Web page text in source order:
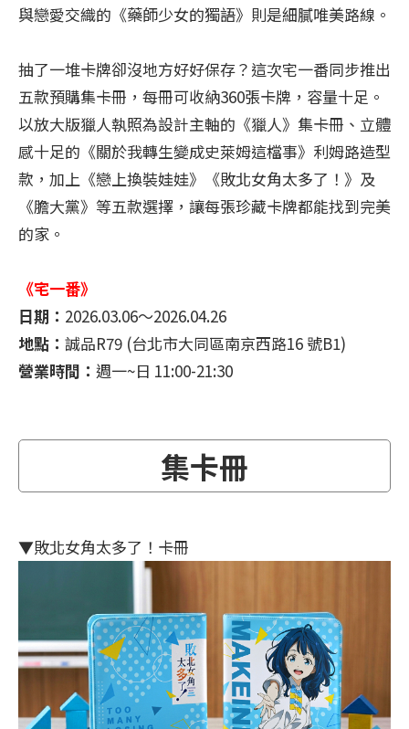
與戀愛交織的《藥師少女的獨語》則是細膩唯美路線。
抽了一堆卡牌卻沒地方好好保存？這次宅一番同步推出
五款預購集卡冊，每冊可收納360張卡牌，容量十足。
以放大版獵人執照為設計主軸的《獵人》集卡冊、立體
感十足的《關於我轉生變成史萊姆這檔事》利姆路造型
款，加上《戀上換裝娃娃》《敗北女角太多了！》及
《膽大黨》等五款選擇，讓每張珍藏卡牌都能找到完美
的家。
《宅一番》
日期： 2026.03.06～2026.04.26
地點： 誠品R79 (台北市大同區南京西路16 號B1)
營業時間： 週一~日 11:00-21:30
集卡冊
▼敗北女角太多了！卡冊